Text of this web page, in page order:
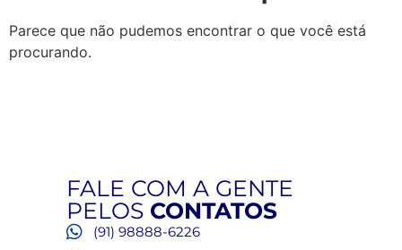
Parece que não pudemos encontrar o que você está
procurando.
FALE COM A GENTE
PELOS CONTATOS
(91) 98888-6226